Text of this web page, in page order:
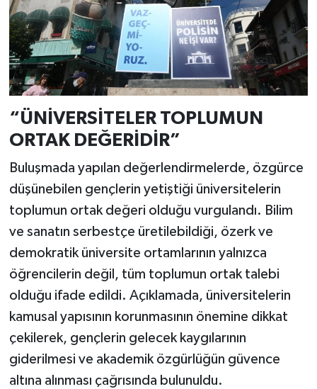
“ÜNİVERSİTELER TOPLUMUN
ORTAK DEĞERİDİR”
Buluşmada yapılan değerlendirmelerde, özgürce
düşünebilen gençlerin yetiştiği üniversitelerin
toplumun ortak değeri olduğu vurgulandı. Bilim
ve sanatın serbestçe üretilebildiği, özerk ve
demokratik üniversite ortamlarının yalnızca
öğrencilerin değil, tüm toplumun ortak talebi
olduğu ifade edildi. Açıklamada, üniversitelerin
kamusal yapısının korunmasının önemine dikkat
çekilerek, gençlerin gelecek kaygılarının
giderilmesi ve akademik özgürlüğün güvence
altına alınması çağrısında bulunuldu.